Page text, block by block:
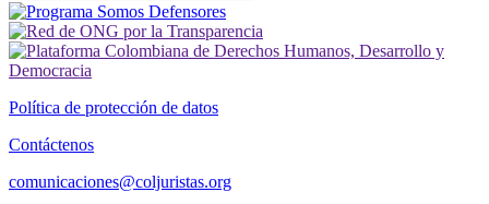
Política de protección de datos
Contáctenos
comunicaciones@coljuristas.org